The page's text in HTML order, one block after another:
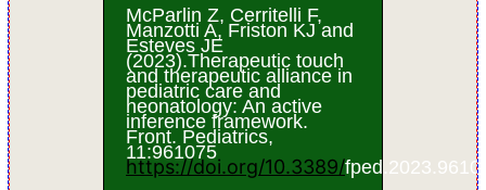
McParlin Z, Cerritelli F,
Manzotti A, Friston KJ and
Esteves JE
(2023).Therapeutic touch
and therapeutic alliance in
pediatric care and
neonatology: An active
inference framework.
Front. Pediatrics,
11:961075
https://doi.org/10.3389/